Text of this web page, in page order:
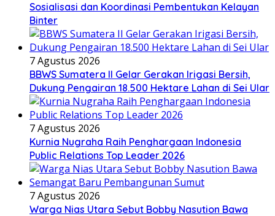
Sosialisasi dan Koordinasi Pembentukan Kelayan
Binter
7 Agustus 2026
BBWS Sumatera II Gelar Gerakan Irigasi Bersih,
Dukung Pengairan 18.500 Hektare Lahan di Sei Ular
7 Agustus 2026
Kurnia Nugraha Raih Penghargaan Indonesia
Public Relations Top Leader 2026
7 Agustus 2026
Warga Nias Utara Sebut Bobby Nasution Bawa